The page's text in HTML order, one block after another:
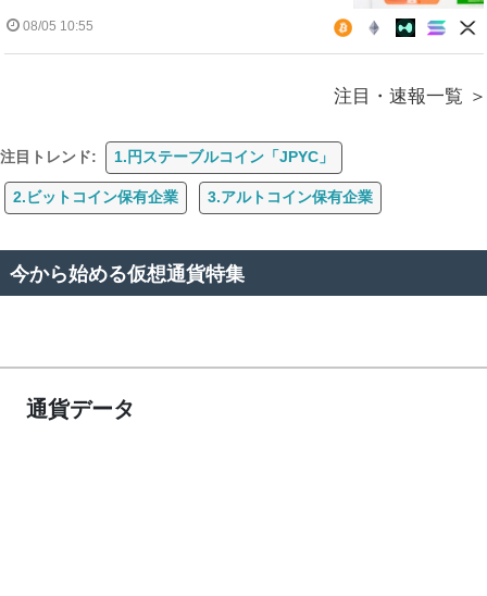
08/05 10:55
注目・速報一覧
注目トレンド: 1.円ステーブルコイン「JPYC」
2.ビットコイン保有企業 3.アルトコイン保有企業
今から始める仮想通貨特集
通貨データ